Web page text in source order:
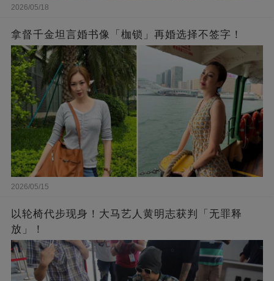
2026/05/18
拿督千金坦言婚书像「枷锁」再婚选择不签字！
2026/05/15
以轮椅代步现身！大马艺人黄明志获判「无罪释
放」！